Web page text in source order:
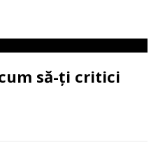
să-ți critici